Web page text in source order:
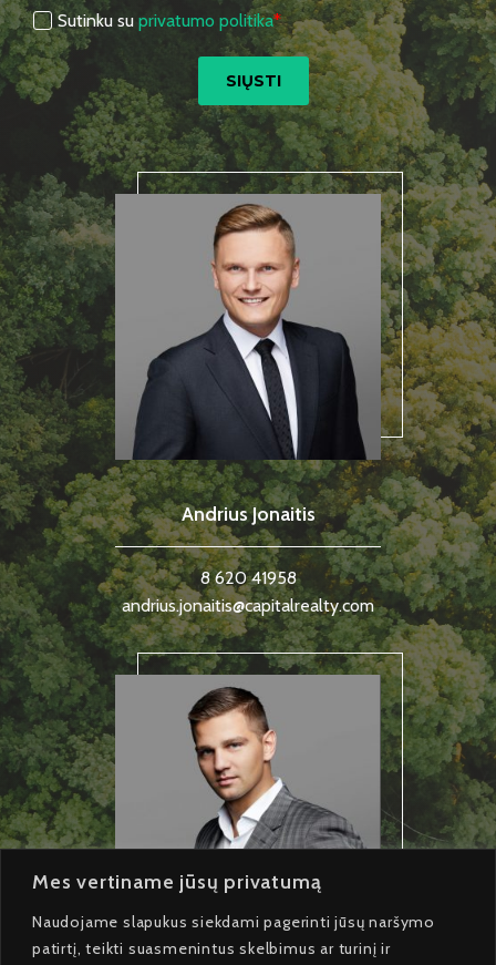
Mes vertiname jūsų privatumą
Naudojame slapukus siekdami pagerinti jūsų naršymo
patirtį, teikti suasmenintus skelbimus ar turinį ir
Andrius Jonaitis
8 620 41958
andrius.jonaitis@capitalrealty.com
Sutinku su privatumo politika*
SIŲSTI